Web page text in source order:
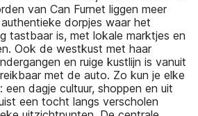
van Can Furnet liggen meer
dorpjes waar het
tastbaar is, met lokale marktjes en
Ook de westkust met haar
en ruige kustlijn is vanuit
met de auto. Zo kun je elke
dagje cultuur, shoppen en uit
een tocht langs verscholen